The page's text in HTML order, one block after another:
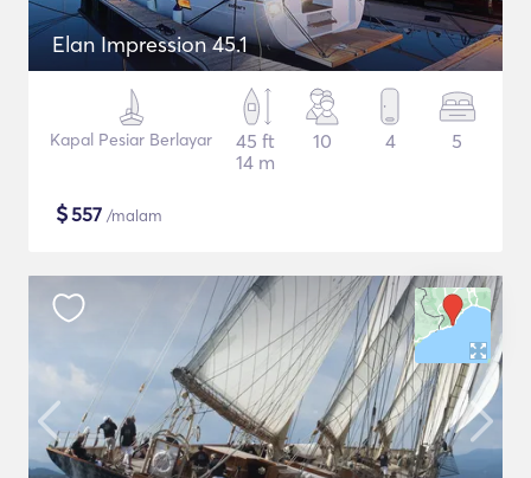
Elan Impression 45.1
Kapal Pesiar Berlayar
45 ft
14 m
10 4 5
$557 /malam